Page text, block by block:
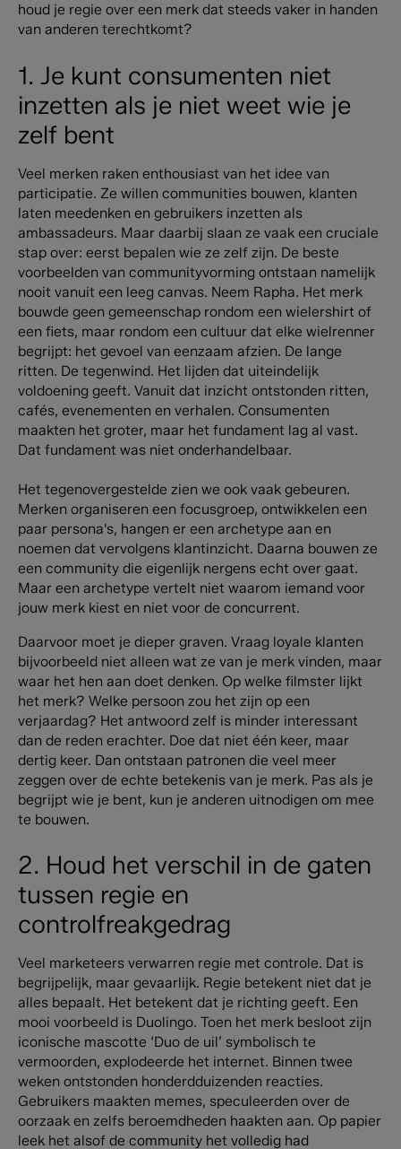
houd je regie over een merk dat steeds vaker in handen
van anderen terechtkomt?
1. Je kunt consumenten niet
inzetten als je niet weet wie je
zelf bent
Veel merken raken enthousiast van het idee van
participatie. Ze willen communities bouwen, klanten
laten meedenken en gebruikers inzetten als
ambassadeurs. Maar daarbij slaan ze vaak een cruciale
stap over: eerst bepalen wie ze zelf zijn. De beste
voorbeelden van communityvorming ontstaan namelijk
nooit vanuit een leeg canvas. Neem Rapha. Het merk
bouwde geen gemeenschap rondom een wielershirt of
een fiets, maar rondom een cultuur dat elke wielrenner
begrijpt: het gevoel van eenzaam afzien. De lange
ritten. De tegenwind. Het lijden dat uiteindelijk
voldoening geeft. Vanuit dat inzicht ontstonden ritten,
cafés, evenementen en verhalen. Consumenten
maakten het groter, maar het fundament lag al vast.
Dat fundament was niet onderhandelbaar.
Het tegenovergestelde zien we ook vaak gebeuren.
Merken organiseren een focusgroep, ontwikkelen een
paar persona's, hangen er een archetype aan en
noemen dat vervolgens klantinzicht. Daarna bouwen ze
een community die eigenlijk nergens echt over gaat.
Maar een archetype vertelt niet waarom iemand voor
jouw merk kiest en niet voor de concurrent.
Daarvoor moet je dieper graven. Vraag loyale klanten
bijvoorbeeld niet alleen wat ze van je merk vinden, maar
waar het hen aan doet denken. Op welke filmster lijkt
het merk? Welke persoon zou het zijn op een
verjaardag? Het antwoord zelf is minder interessant
dan de reden erachter. Doe dat niet één keer, maar
dertig keer. Dan ontstaan patronen die veel meer
zeggen over de echte betekenis van je merk. Pas als je
begrijpt wie je bent, kun je anderen uitnodigen om mee
te bouwen.
2. Houd het verschil in de gaten
tussen regie en
controlfreakgedrag
Veel marketeers verwarren regie met controle. Dat is
begrijpelijk, maar gevaarlijk. Regie betekent niet dat je
alles bepaalt. Het betekent dat je richting geeft. Een
mooi voorbeeld is Duolingo. Toen het merk besloot zijn
iconische mascotte ‘Duo de uil’ symbolisch te
vermoorden, explodeerde het internet. Binnen twee
weken ontstonden honderdduizenden reacties.
Gebruikers maakten memes, speculeerden over de
oorzaak en zelfs beroemdheden haakten aan. Op papier
leek het alsof de community het volledig had